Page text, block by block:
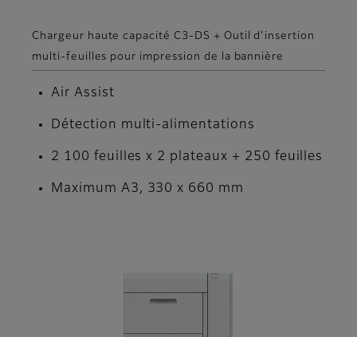
Chargeur haute capacité C3-DS + Outil d’insertion
multi-feuilles pour impression de la bannière
Air Assist
Détection multi-alimentations
2 100 feuilles x 2 plateaux + 250 feuilles
Maximum A3, 330 x 660 mm